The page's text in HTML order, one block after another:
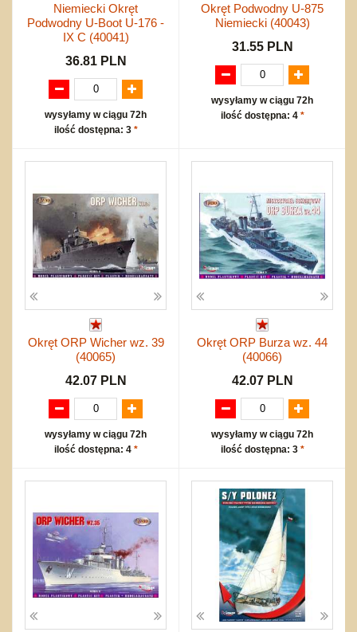
Niemiecki Okręt
Podwodny U-Boot U-176 -
IX C (40041)
36.81 PLN
wysyłamy w ciągu 72h
ilość dostępna: 3 *
Okręt Podwodny U-875
Niemiecki (40043)
31.55 PLN
wysyłamy w ciągu 72h
ilość dostępna: 4 *
Okręt ORP Wicher wz. 39
(40065)
42.07 PLN
wysyłamy w ciągu 72h
ilość dostępna: 4 *
Okręt ORP Burza wz. 44
(40066)
42.07 PLN
wysyłamy w ciągu 72h
ilość dostępna: 3 *